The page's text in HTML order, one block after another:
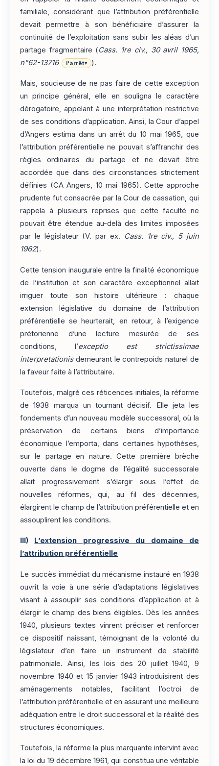
familiale, considérant que l’attribution préférentielle
devait permettre à son bénéficiaire d’assurer la
continuité de l’exploitation sans subir les aléas d’un
partage fragmentaire (Cass. 1re civ., 30 avril 1965,
n°62-13716
l'arrêt▾ ).
Mais, soucieuse de ne pas faire de cette exception
un principe général, elle en souligna le caractère
dérogatoire, appelant à une interprétation restrictive
de ses conditions d’application. Ainsi, la Cour d’appel
d’Angers estima dans un arrêt du 10 mai 1965, que
l’attribution préférentielle ne pouvait s’affranchir des
règles ordinaires du partage et ne devait être
accordée que dans des circonstances strictement
définies (CA Angers, 10 mai 1965). Cette approche
prudente fut consacrée par la Cour de cassation, qui
rappela à plusieurs reprises que cette faculté ne
pouvait être étendue au-delà des limites imposées
par le législateur (V. par ex.
Cass. 1re civ., 5 juin
1962).
Cette tension inaugurale entre la finalité économique
de l’institution et son caractère exceptionnel allait
irriguer toute son histoire ultérieure : chaque
extension législative du domaine de l’attribution
préférentielle se heurterait, en retour, à l’exigence
prétorienne d’une lecture mesurée de ses
conditions, l’exceptio est strictissimae
interpretationisdemeurant le contrepoids naturel de
la faveur faite à l’attributaire.
Toutefois, malgré ces réticences initiales, la réforme
de 1938 marqua un tournant décisif. Elle jeta les
fondements d’un nouveau modèle successoral, où la
préservation de certains biens d’importance
économique l’emporta, dans certaines hypothèses,
sur le partage en nature. Cette première brèche
ouverte dans le dogme de l’égalité successorale
allait progressivement s’élargir sous l’effet de
nouvelles réformes, qui, au fil des décennies,
élargirent le champ de l’attribution préférentielle et en
assouplirent les conditions.
III)
L’extension progressive du domaine de
l’attribution préférentielle
Le succès immédiat du mécanisme instauré en 1938
ouvrit la voie à une série d’adaptations législatives
visant à assouplir ses conditions d’application et à
élargir le champ des biens éligibles. Dès les années
1940, plusieurs textes vinrent préciser et renforcer
ce dispositif naissant, témoignant de la volonté du
législateur d’en faire un instrument de stabilité
patrimoniale. Ainsi, les lois des 20 juillet 1940, 9
novembre 1940 et 15 janvier 1943 introduisirent des
aménagements notables, facilitant l’octroi de
l’attribution préférentielle et en assurant une meilleure
adéquation entre le droit successoral et la réalité des
structures économiques.
Toutefois, la réforme la plus marquante intervint avec
la loi du 19 décembre 1961, qui constitua une véritable